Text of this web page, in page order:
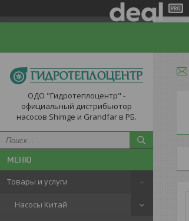
ОДО "Гидротеплоцентр" -
официальный дистрибьютор
насосов Shimge и Grandfar в РБ.
Товары и услуги
Насосы Китай